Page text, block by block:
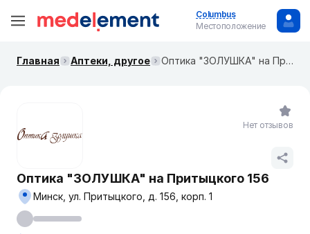
Columbus
Местоположение
Главная Аптеки, другое Оптика "ЗОЛУШКА" на Притыцкого 156
Оптика "ЗОЛУШКА" на Притыцкого 156
Минск, ул. Притыцкого, д. 156, корп. 1
Нет отзывов